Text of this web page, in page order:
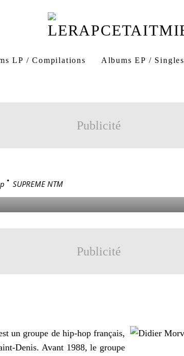
LP / Compilations Albums EP / Singles
Publicité
> SUPREME NTM
rappeur saint denis
Publicité
un groupe de hip-hop français,
Denis. Avant 1988, le groupe